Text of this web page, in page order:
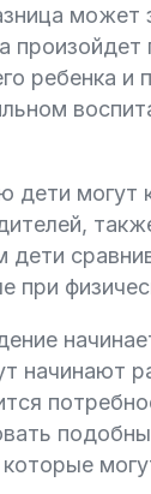
может
ребенка
дети могут
дети
при
начинают